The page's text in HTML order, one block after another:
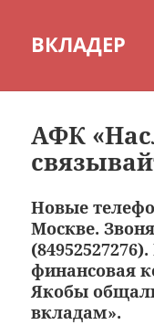
ВКЛАДЕР
АФК
Новые
Москве.
финансовая
Якобы
вкладам».